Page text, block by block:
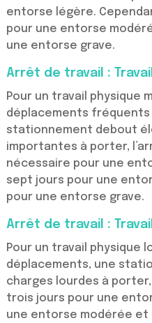
entorse légère.
pour une entorse
une entorse grave.
Arrêt de travail :
Pour un travail physique
déplacements fréquents
stationnement debout
importantes à porter,
nécessaire pour une
sept jours pour une
pour une entorse grave.
Arrêt de travail :
Pour un travail physique
déplacements, une
charges lourdes à
trois jours pour une
une entorse modérée et